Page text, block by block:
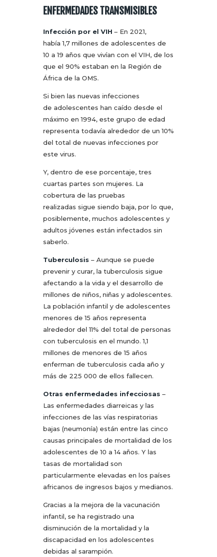
ENFERMEDADES TRANSMISIBLES
Infección por el VIH – En 2021,
había 1,7 millones de adolescentes de
10 a 19 años que vivían con el VIH, de los
que el 90% estaban en la Región de
África de la OMS.
Si bien las nuevas infecciones
de adolescentes han caído desde el
máximo en 1994, este grupo de edad
representa todavía alrededor de un 10%
del total de nuevas infecciones por
este virus.
Y, dentro de ese porcentaje, tres
cuartas partes son mujeres. La
cobertura de las pruebas
realizadas sigue siendo baja, por lo que,
posiblemente, muchos adolescentes y
adultos jóvenes están infectados sin
saberlo.
Tuberculosis – Aunque se puede
prevenir y curar, la tuberculosis sigue
afectando a la vida y el desarrollo de
millones de niños, niñas y adolescentes.
La población infantil y de adolescentes
menores de 15 años representa
alrededor del 11% del total de personas
con tuberculosis en el mundo. 1,1
millones de menores de 15 años
enferman de tuberculosis cada año y
más de 225 000 de ellos fallecen.
Otras enfermedades infecciosas –
Las enfermedades diarreicas y las
infecciones de las vías respiratorias
bajas (neumonía) están entre las cinco
causas principales de mortalidad de los
adolescentes de 10 a 14 años. Y las
tasas de mortalidad son
particularmente elevadas en los países
africanos de ingresos bajos y medianos.
Gracias a la mejora de la vacunación
infantil, se ha registrado una
disminución de la mortalidad y la
discapacidad en los adolescentes
debidas al sarampión.